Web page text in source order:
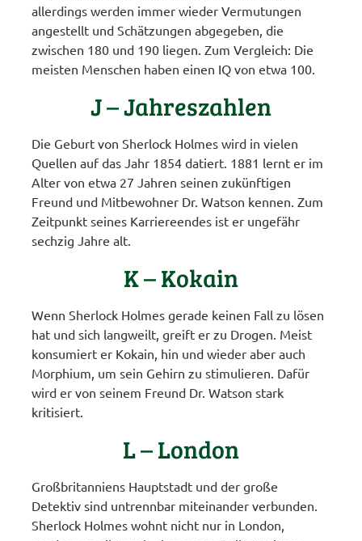
allerdings werden immer wieder Vermutungen
angestellt und Schätzungen abgegeben, die
zwischen 180 und 190 liegen. Zum Vergleich: Die
meisten Menschen haben einen IQ von etwa 100.
J – Jahreszahlen
Die Geburt von Sherlock Holmes wird in vielen
Quellen auf das Jahr 1854 datiert. 1881 lernt er im
Alter von etwa 27 Jahren seinen zukünftigen
Freund und Mitbewohner Dr. Watson kennen. Zum
Zeitpunkt seines Karriereendes ist er ungefähr
sechzig Jahre alt.
K – Kokain
Wenn Sherlock Holmes gerade keinen Fall zu lösen
hat und sich langweilt, greift er zu Drogen. Meist
konsumiert er Kokain, hin und wieder aber auch
Morphium, um sein Gehirn zu stimulieren. Dafür
wird er von seinem Freund Dr. Watson stark
kritisiert.
L – London
Großbritanniens Hauptstadt und der große
Detektiv sind untrennbar miteinander verbunden.
Sherlock Holmes wohnt nicht nur in London,